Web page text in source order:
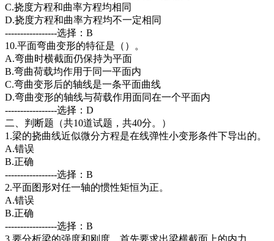
C.挠度方程和曲率方程均相同
D.挠度方程和曲率方程均不一定相同
-----------------选择：B
10.平面弯曲变形的特征是（）。
A.弯曲时横截面仍保持为平面
B.弯曲荷载均作用于同一平面内
C.弯曲变形后的轴线是一条平面曲线
D.弯曲变形的轴线与荷载作用面同在一个平面内
-----------------选择：D
二、判断题（共10道试题，共40分。）
1.梁的挠曲线近似微分方程是在线弹性小变形条件下导出的。
A.错误
B.正确
-----------------选择：B
2.平面图形对任一轴的惯性矩恒为正。
A.错误
B.正确
-----------------选择：B
3.要分析梁的强度和刚度，首先要求出梁横截面上的内力。